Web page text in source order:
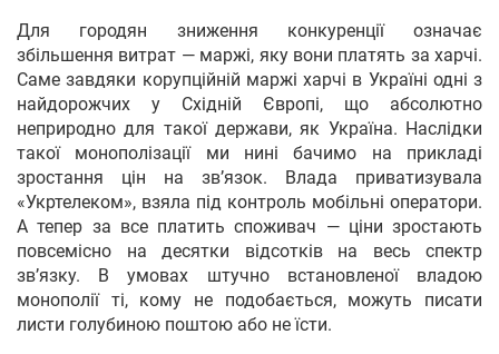
Для городян зниження конкуренції означає
збільшення витрат — маржі, яку вони платять за харчі.
Саме завдяки корупційній маржі харчі в Україні одні з
найдорожчих у Східній Європі, що абсолютно
неприродно для такої держави, як Україна. Наслідки
такої монополізації ми нині бачимо на прикладі
зростання цін на зв’язок. Влада приватизувала
«Укртелеком», взяла під контроль мобільні оператори.
А тепер за все платить споживач — ціни зростають
повсемісно на десятки відсотків на весь спектр
зв’язку. В умовах штучно встановленої владою
монополії ті, кому не подобається, можуть писати
листи голубиною поштою або не їсти.